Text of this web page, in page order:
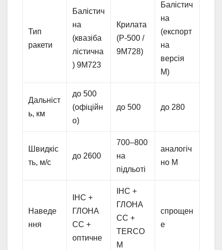
Тип
ракети
Балістич
на
(квазіба
лістична
) 9М723
Крилата
(Р-500 /
9М728)
Балістич
на
(експорт
на
версія
М)
Дальніст
ь, км
до 500
(офіційн
о)
до 500 до 280
Швидкіс
ть, м/с
до 2600
700–800
на
підльоті
аналогіч
но М
Наведе
ння
ІНС +
ГЛОНА
СС +
оптичне
ІНС +
ГЛОНА
СС +
TERCO
M
спрощен
е